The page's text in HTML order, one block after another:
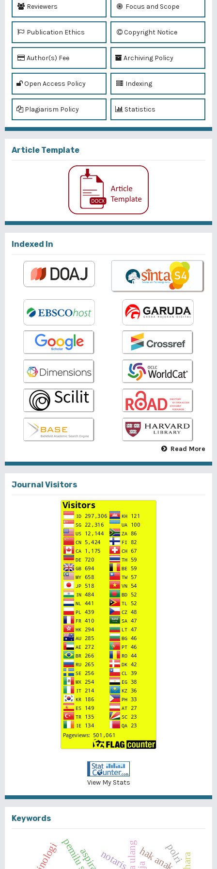
Reviewers Focus and Scope
Publication Ethics Copyright Notice
Author(s) Fee Archiving Policy
Open Access Policy Indexing
Plagiarism Policy Statistics
Article Template
Indexed In
Read More
Journal Visitors
View My Stats
Keywords
notaris hak anak
polri